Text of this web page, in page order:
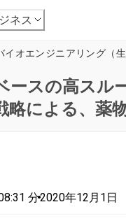
ネス
イオエンジニアリング（生
ースの高スル
略による、薬
分•2020年12月1日